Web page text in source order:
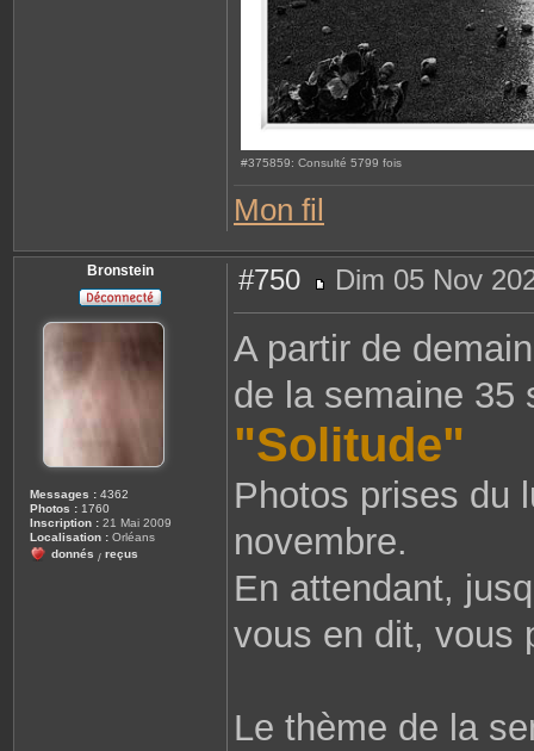
#375859: Consulté 5799 fois
Mon fil
Bronstein
Messages : 4362
Photos : 1760
Inscription : 21 Mai 2009
Localisation : Orléans
donnés / reçus
#750
e
s
Dim 05 Nov
A partir de
de la semaine 35
"Solitude"
Photos prises du
novembre.
En attendant,
vous en dit, vous
Le thème de la